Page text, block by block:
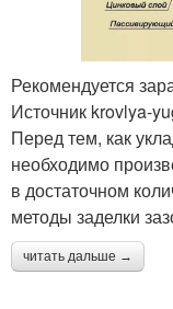
Рекомендуется
Источник krovlya-
Перед тем, как
необходимо
в достаточном
методы заделки
читать дальше →